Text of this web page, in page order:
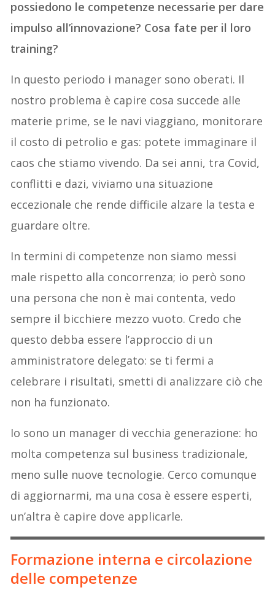
possiedono le competenze necessarie per dare
impulso all’innovazione? Cosa fate per il loro
training?
In questo periodo i manager sono oberati. Il
nostro problema è capire cosa succede alle
materie prime, se le navi viaggiano, monitorare
il costo di petrolio e gas: potete immaginare il
caos che stiamo vivendo. Da sei anni, tra Covid,
conflitti e dazi, viviamo una situazione
eccezionale che rende difficile alzare la testa e
guardare oltre.
In termini di competenze non siamo messi
male rispetto alla concorrenza; io però sono
una persona che non è mai contenta, vedo
sempre il bicchiere mezzo vuoto. Credo che
questo debba essere l’approccio di un
amministratore delegato: se ti fermi a
celebrare i risultati, smetti di analizzare ciò che
non ha funzionato.
Io sono un manager di vecchia generazione: ho
molta competenza sul business tradizionale,
meno sulle nuove tecnologie. Cerco comunque
di aggiornarmi, ma una cosa è essere esperti,
un’altra è capire dove applicarle.
Formazione interna e circolazione
delle competenze